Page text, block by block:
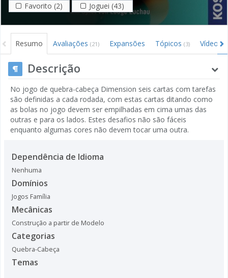
Favorito (2)
Joguei (43)
Resumo Avaliações (21) Expansões Tópicos (3) Vídeos
Descrição
No jogo de quebra-cabeça Dimension seis cartas com tarefas
são definidas a cada rodada, com estas cartas ditando como
as bolas no jogo devem ser empilhadas em cima umas das
outras e para os lados. Estes desafios não são fáceis
enquanto algumas cores não devem tocar uma outra.
Dependência de Idioma
Nenhuma
Domínios
Jogos Família
Mecânicas
Construção a partir de Modelo
Categorias
Quebra-Cabeça
Temas